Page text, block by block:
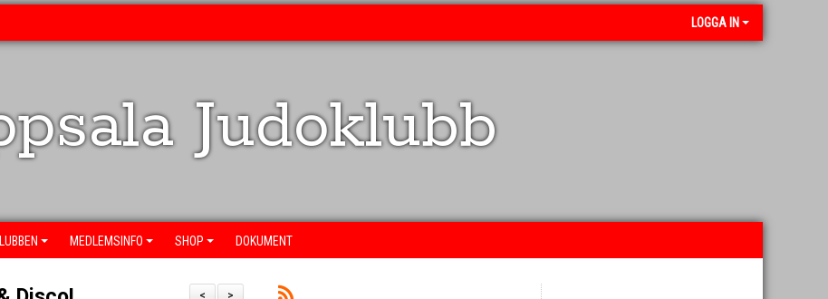
LOGGA IN
Judoklubb
MEDLEMSINFO SHOP DOKUMENT
>
<